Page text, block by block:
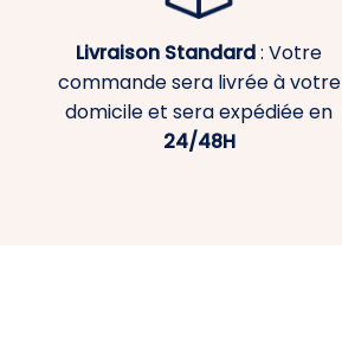
Livraison Standard: Votre
commande sera livrée à votre
domicile et sera expédiée en
24/48H